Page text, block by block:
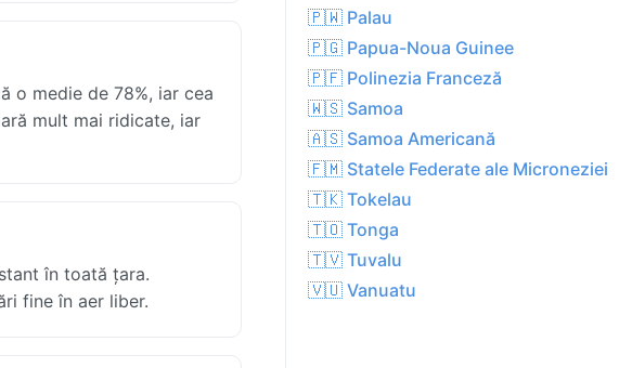
o medie de 78%, iar cea
mult mai ridicate, iar
în toată țara.
fine în aer liber.
🇵🇼 Palau
🇵🇬 Papua-Noua Guinee
🇵🇫 Polinezia Franceză
🇼🇸 Samoa
🇦🇸 Samoa Americană
🇫🇲 Statele Federate ale Microneziei
🇹🇰 Tokelau
🇹🇴 Tonga
🇹🇻 Tuvalu
🇻🇺 Vanuatu